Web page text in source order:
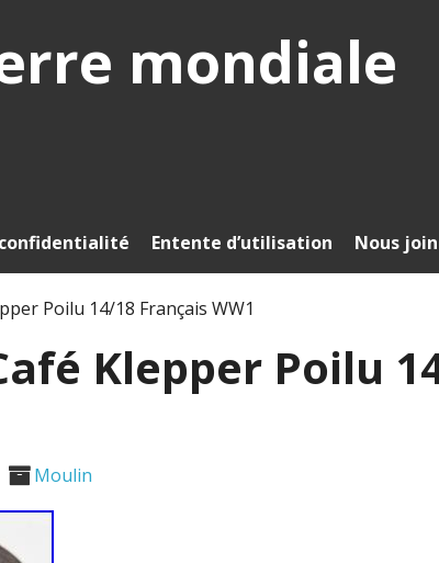
mondiale
Entente d’utilisation Nous
Poilu 14/18 Français WW1
Klepper Poilu
Moulin